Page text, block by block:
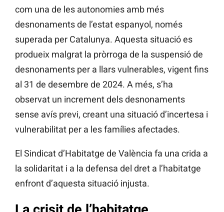
com una de les autonomies amb més
desnonaments de l’estat espanyol, només
superada per Catalunya. Aquesta situació es
produeix malgrat la pròrroga de la suspensió de
desnonaments per a llars vulnerables, vigent fins
al 31 de desembre de 2024. A més, s’ha
observat un increment dels desnonaments
sense avís previ, creant una situació d’incertesa i
vulnerabilitat per a les famílies afectades.
El Sindicat d’Habitatge de València fa una crida a
la solidaritat i a la defensa del dret a l’habitatge
enfront d’aquesta situació injusta.